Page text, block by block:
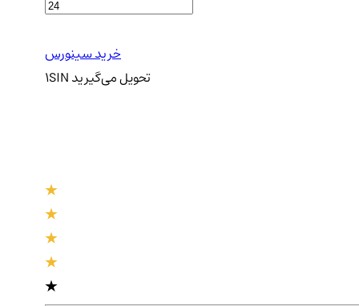
خرید سینورس
1SIN تحویلمی‌گیرید